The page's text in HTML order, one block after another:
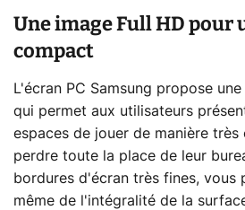
Une image Full HD pour
compact
L'écran PC Samsung propose
qui permet aux utilisateurs
espaces de jouer de manière
perdre toute la place de leur
bordures d'écran très fines,
même de l'intégralité de la